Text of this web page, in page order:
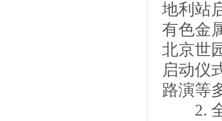
地利站
有色金
北京世
启动仪
路演等
2. 全